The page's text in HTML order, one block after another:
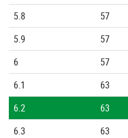
5.8
57
5.9
57
6
57
6.1
63
6.2
63
6.3
63